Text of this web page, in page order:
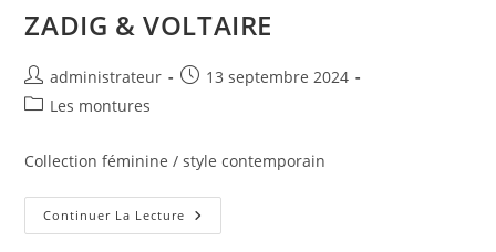
ZADIG & VOLTAIRE
administrateur
13 septembre 2024
Les montures
Collection féminine / style contemporain
Continuer La Lecture